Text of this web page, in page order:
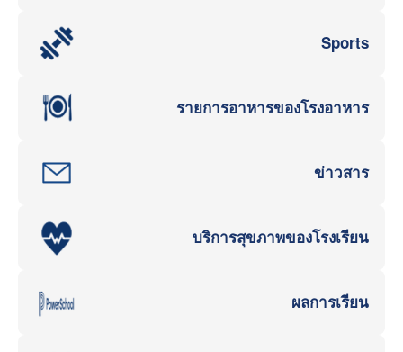
Sports
รายการอาหารของโรงอาหาร
ข่าวสาร
บริการสุขภาพของโรงเรียน
ผลการเรียน